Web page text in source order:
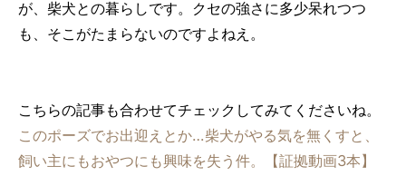
が、柴犬との暮らしです。クセの強さに多少呆れつつ
も、そこがたまらないのですよねえ。
こちらの記事も合わせてチェックしてみてくださいね。
このポーズでお出迎えとか…柴犬がやる気を無くすと、
飼い主にもおやつにも興味を失う件。【証拠動画3本】